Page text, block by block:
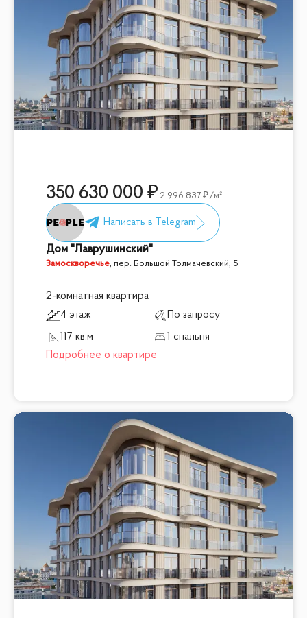
350 630 000 2 996 837 /м²
Дом "Лаврушинский"
Замоскворечье,пер. Большой Толмачевский, 5
2-комнатная квартира
4 этаж
По запросу
117 кв.м
1 спальня